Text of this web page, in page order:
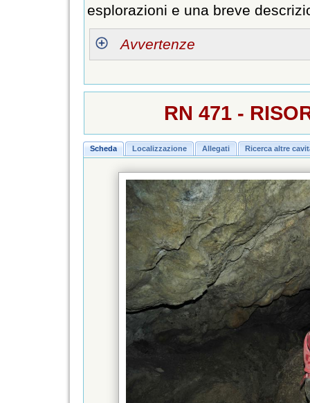
esplorazioni e una breve
Avvertenze
RN 471 -
Scheda Localizzazione Allegati Ricerca altre